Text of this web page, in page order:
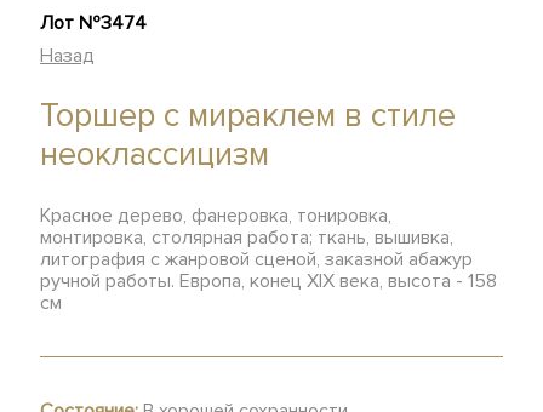
Лот №3474
Назад
Торшер с мираклем в стиле
неоклассицизм
Красное дерево, фанеровка, тонировка,
монтировка, столярная работа; ткань, вышивка,
литография с жанровой сценой, заказной абажур
ручной работы. Европа, конец XIX века, высота - 158
см